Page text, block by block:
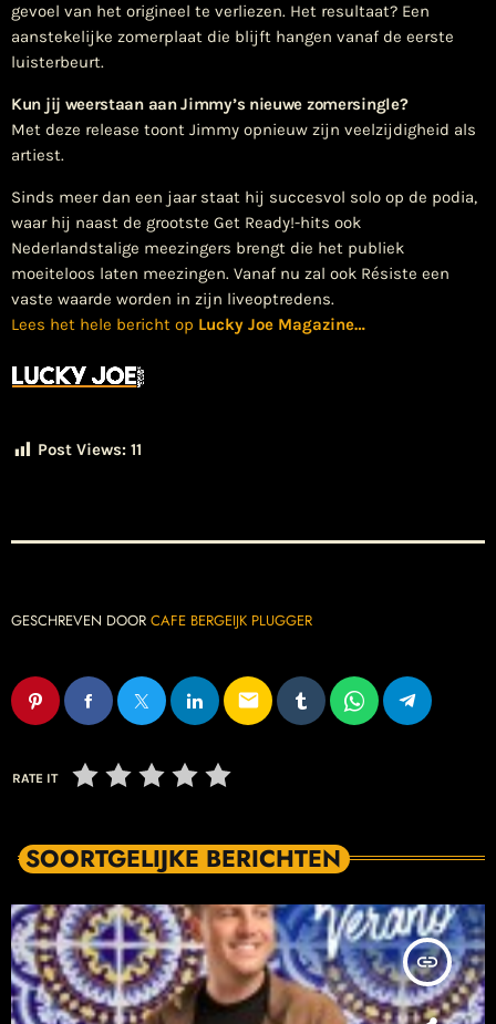
gevoel van het origineel te verliezen. Het resultaat? Een
aanstekelijke zomerplaat die blijft hangen vanaf de eerste
luisterbeurt.
Kun jij weerstaan aan Jimmy’s nieuwe zomersingle?
Met deze release toont Jimmy opnieuw zijn veelzijdigheid als
artiest.
Sinds meer dan een jaar staat hij succesvol solo op de podia,
waar hij naast de grootste Get Ready!-hits ook
Nederlandstalige meezingers brengt die het publiek
moeiteloos laten meezingen. Vanaf nu zal ook Résiste een
vaste waarde worden in zijn liveoptredens.
Lees het hele bericht op Lucky Joe Magazine…
Post Views: 11
GESCHREVEN DOOR CAFE BERGEIJK PLUGGER
email
RATE IT
SOORTGELIJKE BERICHTEN
insert_link